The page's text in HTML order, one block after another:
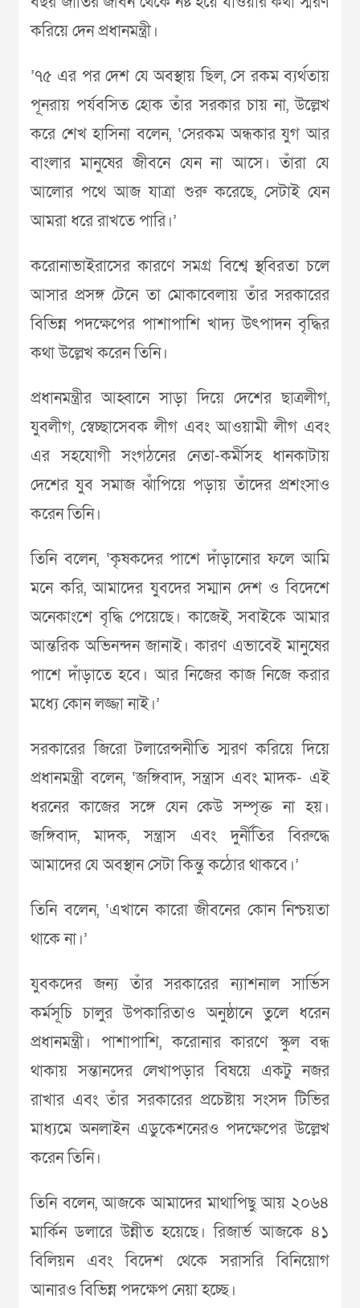
করিয়ে দেন প্রধানমন্ত্রী।
’৭৫ এর পর দেশ যে অবস্থায় ছিল, সে রকম ব্যর্থতায়
পূনরায় পর্যবসিত হোক তাঁর সরকার চায় না, উল্লেখ
করে শেখ হাসিনা বলেন, ‘সেরকম অন্ধকার যুগ আর
বাংলার মানুষের জীবনে যেন না আসে। তাঁরা যে
আলোর পথে আজ যাত্রা শুরু করেছে, সেটাই যেন
আমরা ধরে রাখতে পারি।’
করোনাভাইরাসের কারণে সমগ্র বিশ্বে স্থবিরতা চলে
আসার প্রসঙ্গ টেনে তা মোকাবেলায় তাঁর সরকারের
বিভিন্ন পদক্ষেপের পাশাপাশি খাদ্য উৎপাদন বৃদ্ধির
কথা উল্লেখ করেন তিনি।
প্রধানমন্ত্রীর আহ্বানে সাড়া দিয়ে দেশের ছাত্রলীগ,
যুবলীগ, স্বেচ্ছাসেবক লীগ এবং আওয়ামী লীগ এবং
এর সহযোগী সংগঠনের নেতা-কর্মীসহ ধানকাটায়
দেশের যুব সমাজ ঝাঁপিয়ে পড়ায় তাঁদের প্রশংসাও
করেন তিনি।
তিনি বলেন, ‘কৃষকদের পাশে দাঁড়ানোর ফলে আমি
মনে করি, আমাদের যুবদের সম্মান দেশ ও বিদেশে
অনেকাংশে বৃদ্ধি পেয়েছে। কাজেই, সবাইকে আমার
আন্তরিক অভিনন্দন জানাই। কারণ এভাবেই মানুষের
পাশে দাঁড়াতে হবে। আর নিজের কাজ নিজে করার
মধ্যে কোন লজ্জা নাই।’
সরকারের জিরো টলারেন্সনীতি স্মরণ করিয়ে দিয়ে
প্রধানমন্ত্রী বলেন, ‘জঙ্গিবাদ, সন্ত্রাস এবং মাদক- এই
ধরনের কাজের সঙ্গে যেন কেউ সম্পৃক্ত না হয়।
জঙ্গিবাদ, মাদক, সন্ত্রাস এবং দুর্নীতির বিরুদ্ধে
আমাদের যে অবস্থান সেটা কিন্তু কঠোর থাকবে।’
তিনি বলেন, ‘এখানে কারো জীবনের কোন নিশ্চয়তা
থাকে না।’
যুবকদের জন্য তাঁর সরকারের ন্যাশনাল সার্ভিস
কর্মসূচি চালুর উপকারিতাও অনুষ্ঠানে তুলে ধরেন
প্রধানমন্ত্রী। পাশাপাশি, করোনার কারণে স্কুল বন্ধ
থাকায় সন্তানদের লেখাপড়ার বিষয়ে একটু নজর
রাখার এবং তাঁর সরকারের প্রচেষ্টায় সংসদ টিভির
মাধ্যমে অনলাইন এডুকেশনেরও পদক্ষেপের উল্লেখ
করেন তিনি।
তিনি বলেন, আজকে আমাদের মাথাপিছু আয় ২০৬৪
মার্কিন ডলারে উন্নীত হয়েছে। রিজার্ভ আজকে ৪১
বিলিয়ন এবং বিদেশ থেকে সরাসরি বিনিয়োগ
আনারও বিভিন্ন পদক্ষেপ নেয়া হচ্ছে।